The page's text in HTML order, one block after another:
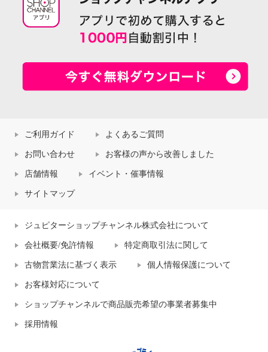
ご利用ガイド よくあるご質問
お問い合わせ お客様の声から改善しました
店舗情報 イベント・催事情報
サイトマップ
ジュピターショップチャンネル株式会社について
会社概要/免許情報 特定商取引法に関して
古物営業法に基づく表示 個人情報保護について
お客様対応について
ショップチャンネルで商品販売希望の事業者募集中
採用情報